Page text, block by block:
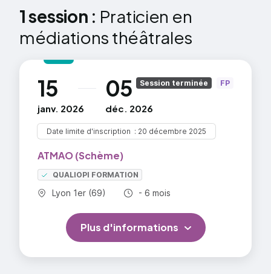
comme objets de médiation entre art et
thérapie.
Expérimentation des techniques
jeu et de l’espace.
Programme :
scène
Février(3 jours) : La gestuelle / La voix / Le
regard
Mars (3 jours) : Créer / Construire / Mettre en
1 session : Praticien en
médiations théâtrales
15
janv. 2026
au 05
déc. 2026
Date limite d'inscription 20 décembre 2025
ATMAO (Schème)
QUALIOPI FORMATION
Commune :
Lyon 1er (69) Durée totale :
- 6 mois
Session terminée FP
Plus d'informations